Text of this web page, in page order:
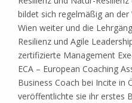
bildet sich regelmäßig an der
Wien weiter und die
Resilienz und Agile
zertifizierte Management
ECA – European Coaching
Business Coach bei Incite in
veröffentlichte sie ihr erstes